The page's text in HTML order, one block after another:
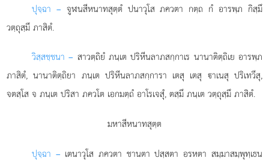
ปุจฺฉา – จูฬนสีหนาทสุตฺตํ ปนาวุโส ภควตา กตฺถ กํ อารพฺภ กิสฺมึ
วตฺถุสฺมึ ภาสิตํ.
วิสฺสชฺชนา – สาวตฺถิยํ ภนฺเต ปริหีนลาภสกฺกาเร นานาติตฺถิเย อารพฺภ
ภาสิตํ, นานาติตฺถิยา ภนฺเต ปริหีนลาภสกฺการา เตสุ เตสุ าเนสุ ปริเทวึสุ,
จตสฺโส จ ภนฺเต ปริสา ภควโต เอกมตฺถํ อาโรเจสุํ, ตสฺมึ ภนฺเต วตฺถุสฺมึ ภาสิตํ.
มหาสีหนาทสุตฺต
ปุจฺฉา – เตนาวุโสภควตา ชานตา ปสฺสตา อรหตา สมฺมาสมฺพุทฺเธน